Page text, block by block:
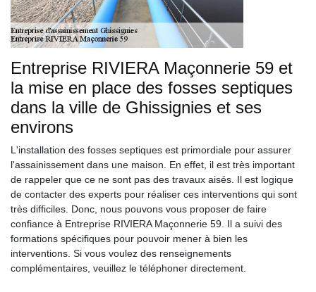
Entreprise RIVIERA Maçonnerie 59 et
la mise en place des fosses septiques
dans la ville de Ghissignies et ses
environs
L'installation des fosses septiques est primordiale pour assurer
l'assainissement dans une maison. En effet, il est très important
de rappeler que ce ne sont pas des travaux aisés. Il est logique
de contacter des experts pour réaliser ces interventions qui sont
très difficiles. Donc, nous pouvons vous proposer de faire
confiance à Entreprise RIVIERA Maçonnerie 59. Il a suivi des
formations spécifiques pour pouvoir mener à bien les
interventions. Si vous voulez des renseignements
complémentaires, veuillez le téléphoner directement.